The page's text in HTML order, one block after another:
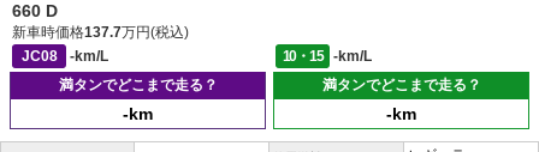
660 D
新車時価格137.7万円(税込)
JC08
-km/L 10・15
-km/L
満タンでどこまで走る？
-km
満タンでどこまで走る？
-km